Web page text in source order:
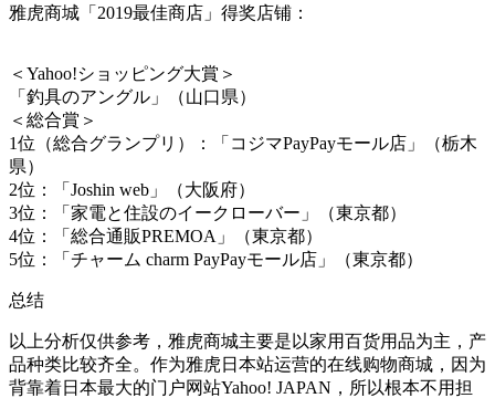
雅虎商城「2019最佳商店」得奖店铺：
＜Yahoo!ショッピング大賞＞
「釣具のアングル」（山口県）
＜総合賞＞
1位（総合グランプリ）：「コジマPayPayモール店」（栃木
県）
2位：「Joshin web」（大阪府）
3位：「家電と住設のイークローバー」（東京都）
4位：「総合通販PREMOA」（東京都）
5位：「チャーム charm PayPayモール店」（東京都）
总结
以上分析仅供参考，雅虎商城主要是以家用百货用品为主，产
品种类比较齐全。作为雅虎日本站运营的在线购物商城，因为
背靠着日本最大的门户网站Yahoo! JAPAN，所以根本不用担